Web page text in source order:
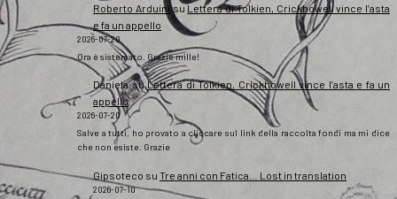
Roberto ArduinisuLettera di Tolkien, Crickhowell vince l’asta
e fa un appello
2026-07-20
Ora è sistemato. Grazie mille!
DanielasuLettera di Tolkien, Crickhowell vince l’asta e fa un
appello
2026-07-20
Salve a tutti, ho provato a cliccare sul link della raccolta fondi ma mi dice
che non esiste. Grazie
Gipsoteco su Tre anni con Fatica… Lost in translation
2026-07-10